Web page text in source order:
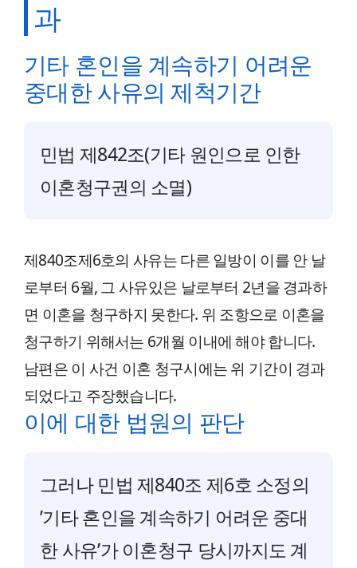
과
기타 혼인을 계속하기 어려운
중대한 사유의 제척기간
민법 제842조(기타 원인으로 인한
이혼청구권의 소멸)
제840조제6호의 사유는 다른 일방이 이를 안 날
로부터 6월, 그 사유있은 날로부터 2년을 경과하
면 이혼을 청구하지 못한다. 위 조항으로 이혼을
청구하기 위해서는 6개월 이내에 해야 합니다.
남편은 이 사건 이혼 청구시에는 위 기간이 경과
되었다고 주장했습니다.
이에 대한 법원의 판단
그러나 민법 제840조 제6호 소정의
’기타 혼인을 계속하기 어려운 중대
한 사유’가 이혼청구 당시까지도 계